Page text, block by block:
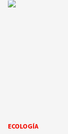
ECOLOGÍA